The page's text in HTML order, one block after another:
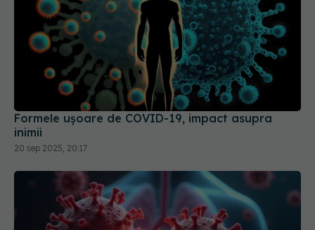
Formele ușoare de COVID-19, impact asupra
inimii
20 sep 2025, 20:17